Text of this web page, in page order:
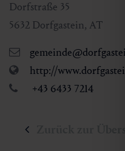
Dorfstraße 35
5632 Dorfgastein, AT
http://
+43 6433 7214